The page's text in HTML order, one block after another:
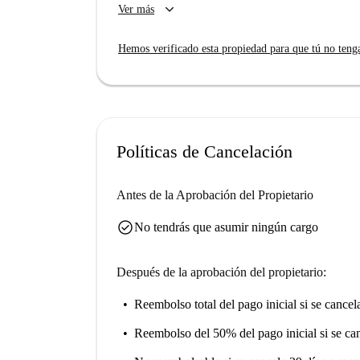
garantizando que tengas todo lo necesario para
se permite fumar ni mascotas. Spotahome ha
restaurantes como Livan Nicaragua Bar
viviendo en esta zona animada y llena de
Ver más keyboard_arrow_down
Hemos verificado esta propiedad para que tú no
Políticas de Cancelación
Antes de la Aprobación del Propietario
check_circleNo tendrás que asumir ningún cargo
Después de la aprobación del propietario:
Reembolso total del pago inicial si se
Reembolso del 50% del pago inicial si se